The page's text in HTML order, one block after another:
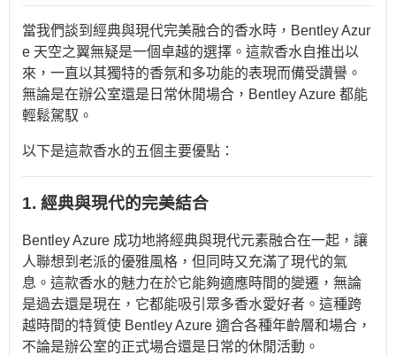
當我們談到經典與現代完美融合的香水時，Bentley Azur
e 天空之翼無疑是一個卓越的選擇。這款香水自推出以
來，一直以其獨特的香氛和多功能的表現而備受讚譽。
無論是在辦公室還是日常休閒場合，Bentley Azure 都能
輕鬆駕馭。
以下是這款香水的五個主要優點：
1. 經典與現代的完美結合
Bentley Azure 成功地將經典與現代元素融合在一起，讓
人聯想到老派的優雅風格，但同時又充滿了現代的氣
息。這款香水的魅力在於它能夠適應時間的變遷，無論
是過去還是現在，它都能吸引眾多香水愛好者。這種跨
越時間的特質使 Bentley Azure 適合各種年齡層和場合，
不論是辦公室的正式場合還是日常的休閒活動。